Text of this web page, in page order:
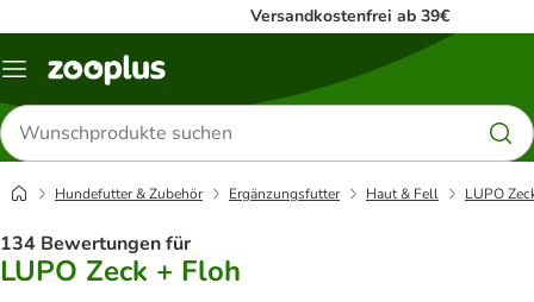
Versandkostenfrei ab 39€
Menü
Produkte
suchen
Hundefutter & Zubehör Ergänzungsfutter Haut & Fell LUPO
134 Bewertungen für
LUPO Zeck + Floh